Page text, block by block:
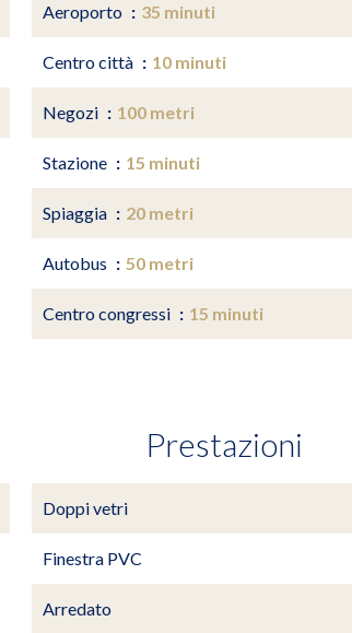
Aeroporto 35 minuti
Centro città 10 minuti
Negozi 100 metri
Stazione 15 minuti
Spiaggia 20 metri
Autobus 50 metri
Centro congressi 15 minuti
Prestazioni
Doppi vetri
Finestra PVC
Arredato